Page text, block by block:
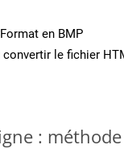
en BMP
convertir le fichier
: